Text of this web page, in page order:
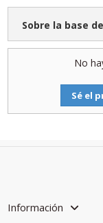
Sobre la base de
No
Sé el
Información